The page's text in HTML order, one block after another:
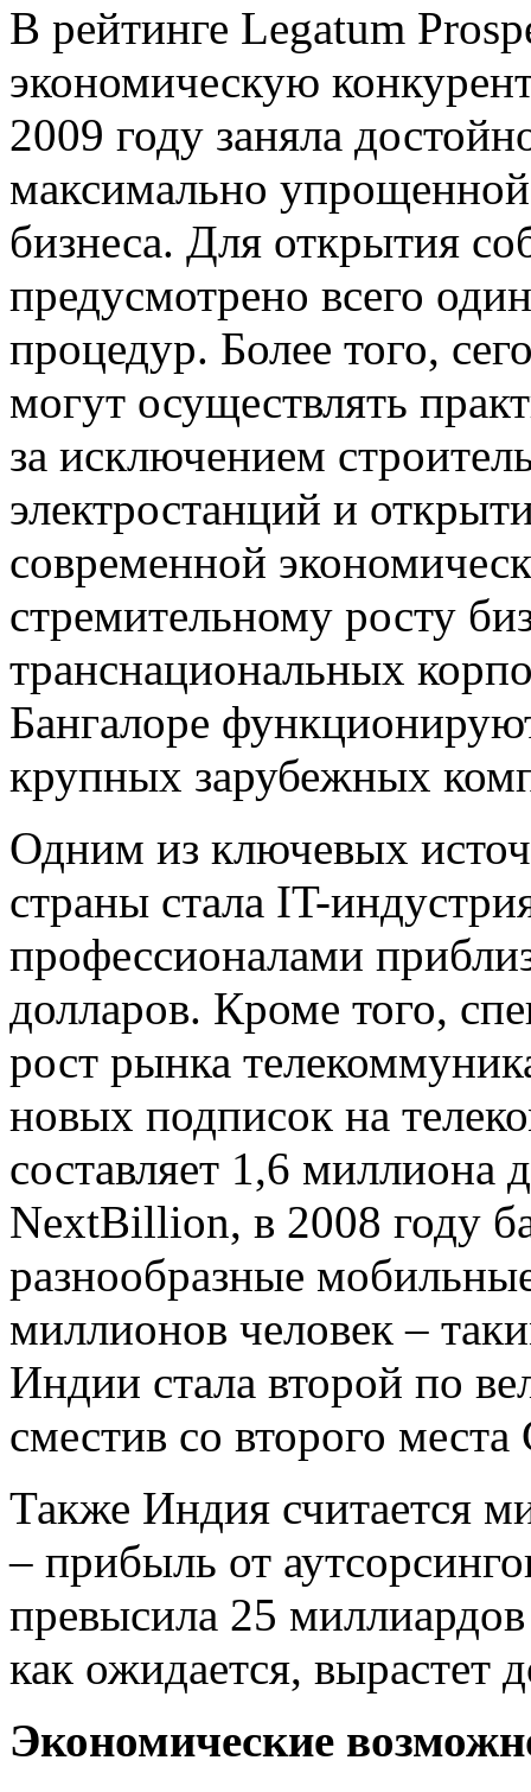
В рейтинге Legatum
экономическую
2009 году заняла
максимально
бизнеса. Для открытия
предусмотрено всего
процедур. Более того,
могут осуществлять
за исключением
электростанций и
современной
стремительному росту
транснациональных
Бангалоре
крупных зарубежных
Одним из ключевых
страны стала IT-
профессионалами
долларов. Кроме того,
рост рынка
новых подписок на
составляет 1,6 миллиона
NextBillion, в 2008 году
разнообразные
миллионов человек –
Индии стала второй по
сместив со второго
Также Индия считается
– прибыль от
превысила 25
как ожидается, вырастет
Экономические